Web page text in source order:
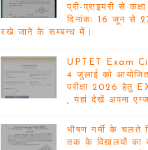
प्री-प्राइमरी से
दिनांकः 16 जून से
रखे जाने के सम्बन्ध में।
UPTET Exam
4 जुलाई को
परीक्षा 2026 हेतु
, यहां देखें अपना
भीषण गर्मी के चलते
तक के विद्यालयों